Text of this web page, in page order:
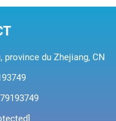
province du Zhejiang, CN